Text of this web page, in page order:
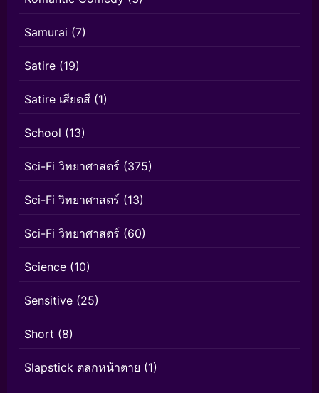
Samurai (7)
Satire (19)
Satire เสียดสี (1)
School (13)
Sci-Fi วิทยาศาสตร์ (375)
Sci-Fi วิทยาศาสตร์ (13)
Sci-Fi วิทยาศาสตร์ (60)
Science (10)
Sensitive (25)
Short (8)
Slapstick ตลกหน้าตาย (1)